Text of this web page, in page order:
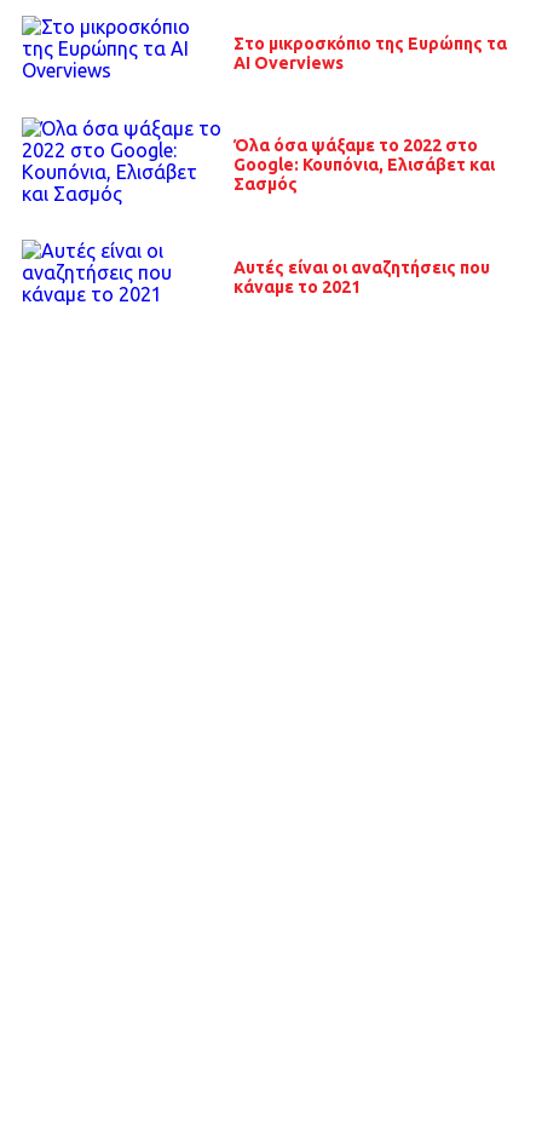
Στο μικροσκόπιο της Ευρώπης τα
ΑΙ Overviews
Όλα όσα ψάξαμε το 2022 στο
Google: Κουπόνια, Ελισάβετ και
Σασμός
Αυτές είναι οι αναζητήσεις που
κάναμε το 2021